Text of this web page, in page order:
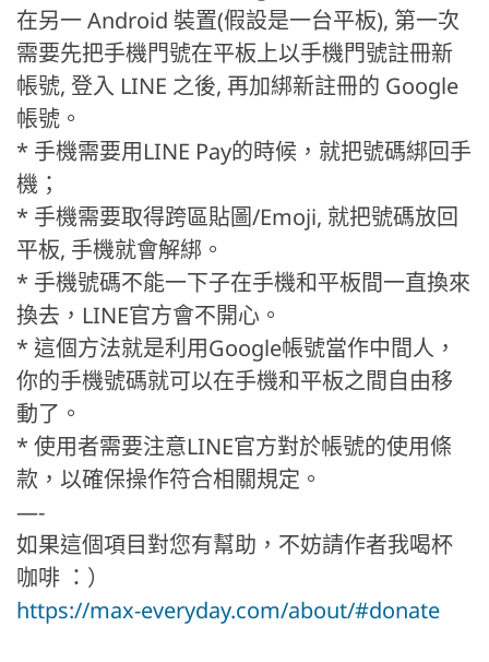
在另一 Android 裝置(假設是一台平板), 第一次
需要先把手機門號在平板上以手機門號註冊新
帳號, 登入 LINE 之後, 再加綁新註冊的 Google
帳號。
* 手機需要用LINE Pay的時候，就把號碼綁回手
機；
* 手機需要取得跨區貼圖/Emoji, 就把號碼放回
平板, 手機就會解綁。
* 手機號碼不能一下子在手機和平板間一直換來
換去，LINE官方會不開心。
* 這個方法就是利用Google帳號當作中間人，
你的手機號碼就可以在手機和平板之間自由移
動了。
* 使用者需要注意LINE官方對於帳號的使用條
款，以確保操作符合相關規定。
—-
如果這個項目對您有幫助，不妨請作者我喝杯
咖啡 ：）
https://max-everyday.com/about/#donate